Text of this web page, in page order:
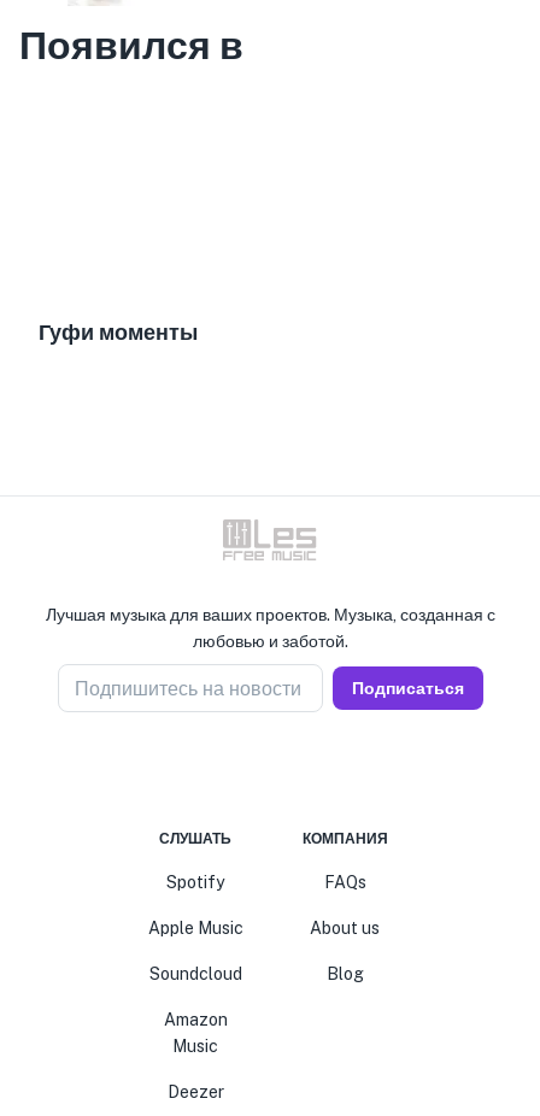
Появился в
Гуфи моменты
Лучшая музыка для ваших проектов. Музыка, созданная с
любовью и заботой.
Подпишитесь на новости Подписаться
СЛУШАТЬ
Spotify
Apple Music
Soundcloud
Amazon
Music
Deezer
КОМПАНИЯ
FAQs
About us
Blog